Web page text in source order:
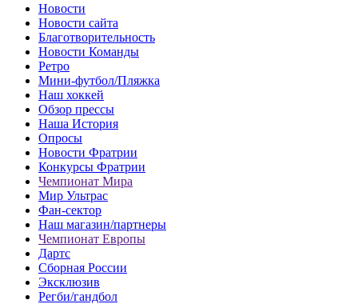
Новости
Новости сайта
Благотворительность
Новости Команды
Ретро
Мини-футбол/Пляжка
Наш хоккей
Обзор прессы
Наша История
Опросы
Новости Фратрии
Конкурсы Фратрии
Чемпионат Мира
Мир Ультрас
Фан-cектор
Наш магазин/партнеры
Чемпионат Европы
Дартс
Сборная России
Эксклюзив
Регби/гандбол